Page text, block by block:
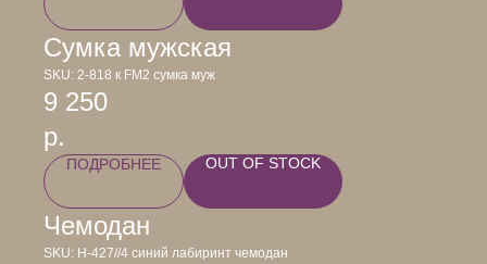
Сумка мужская
SKU: 2-818 к FM2 сумка муж
9 250
р.
ПОДРОБНЕЕ OUT OF STOCK
Чемодан
SKU: Н-427//4 синий лабиринт чемодан